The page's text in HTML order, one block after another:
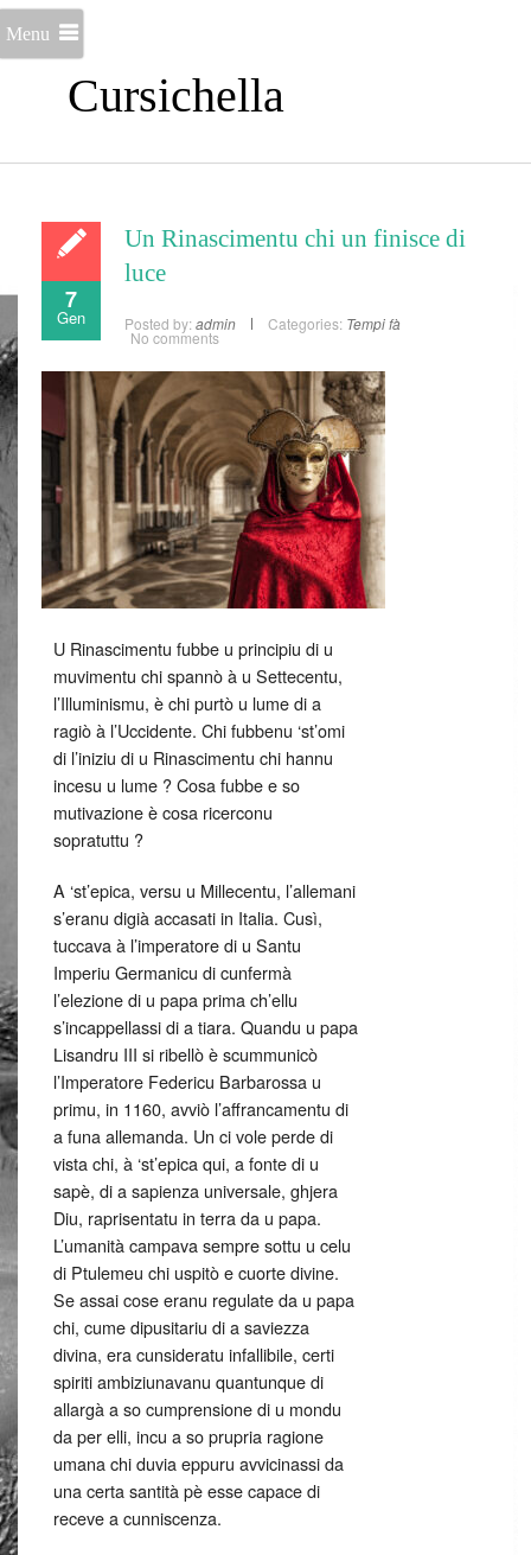
Cursichella
Menu
7
Gen
Un Rinascimentu chi un finisce di
luce
Posted by: admin Categories: Tempi fà
No comments
U Rinascimentu fubbe u principiu di u
muvimentu chi spannò à u Settecentu,
l’Illuminismu, è chi purtò u lume di a
ragiò à l’Uccidente. Chi fubbenu ‘st’omi
di l’iniziu di u Rinascimentu chi hannu
incesu u lume ? Cosa fubbe e so
mutivazione è cosa ricerconu
sopratuttu ?
A ‘st’epica, versu u Millecentu, l’allemani
s’eranu digià accasati in Italia. Cusì,
tuccava à l’imperatore di u Santu
Imperiu Germanicu di cunfermà
l’elezione di u papa prima ch’ellu
s’incappellassi di a tiara. Quandu u papa
Lisandru III si ribellò è scummunicò
l’Imperatore Federicu Barbarossa u
primu, in 1160, avviò l’affrancamentu di
a funa allemanda. Un ci vole perde di
vista chi, à ‘st’epica qui, a fonte di u
sapè, di a sapienza universale, ghjera
Diu, raprisentatu in terra da u papa.
L’umanità campava sempre sottu u celu
di Ptulemeu chi uspitò e cuorte divine.
Se assai cose eranu regulate da u papa
chi, cume dipusitariu di a saviezza
divina, era cunsideratu infallibile, certi
spiriti ambiziunavanu quantunque di
allargà a so cumprensione di u mondu
da per elli, incu a so prupria ragione
umana chi duvia eppuru avvicinassi da
una certa santità pè esse capace di
receve a cunniscenza.